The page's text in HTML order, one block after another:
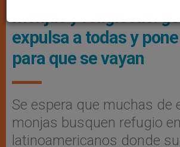
monjas y religiosas:
expulsa a todas y
para que se vayan
Se espera que muchas de
monjas busquen refugio
latinoamericanos donde